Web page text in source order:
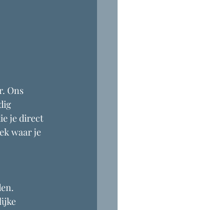
Ons
je direct
waar je